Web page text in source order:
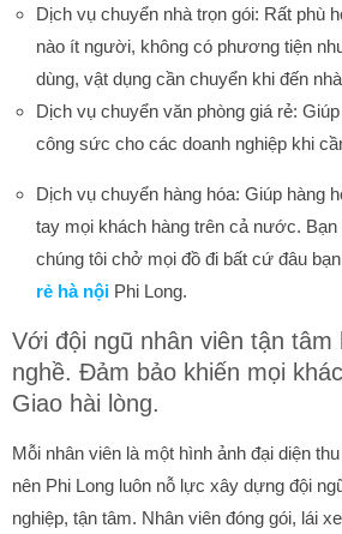
Dịch vụ chuyển nhà trọn gói: Rất phù
nào ít người, không có phương tiện
dùng, vật dụng cần chuyển khi đến
Dịch vụ chuyển văn phòng giá rẻ:
công sức cho các doanh nghiệp khi
Dịch vụ chuyển hàng hóa: Giúp hàng
tay mọi khách hàng trên cả nước. Bạn
chúng tôi chở mọi đồ đi bất cứ đâu
rẻ hà nội Phi Long.
Với đội ngũ nhân viên tận
nghề. Đảm bảo khiến mọi
Giao hài lòng.
Mỗi nhân viên là một hình ảnh đại diện
nên Phi Long luôn nỗ lực xây dựng đội
nghiệp, tận tâm. Nhân viên đóng gói, lái